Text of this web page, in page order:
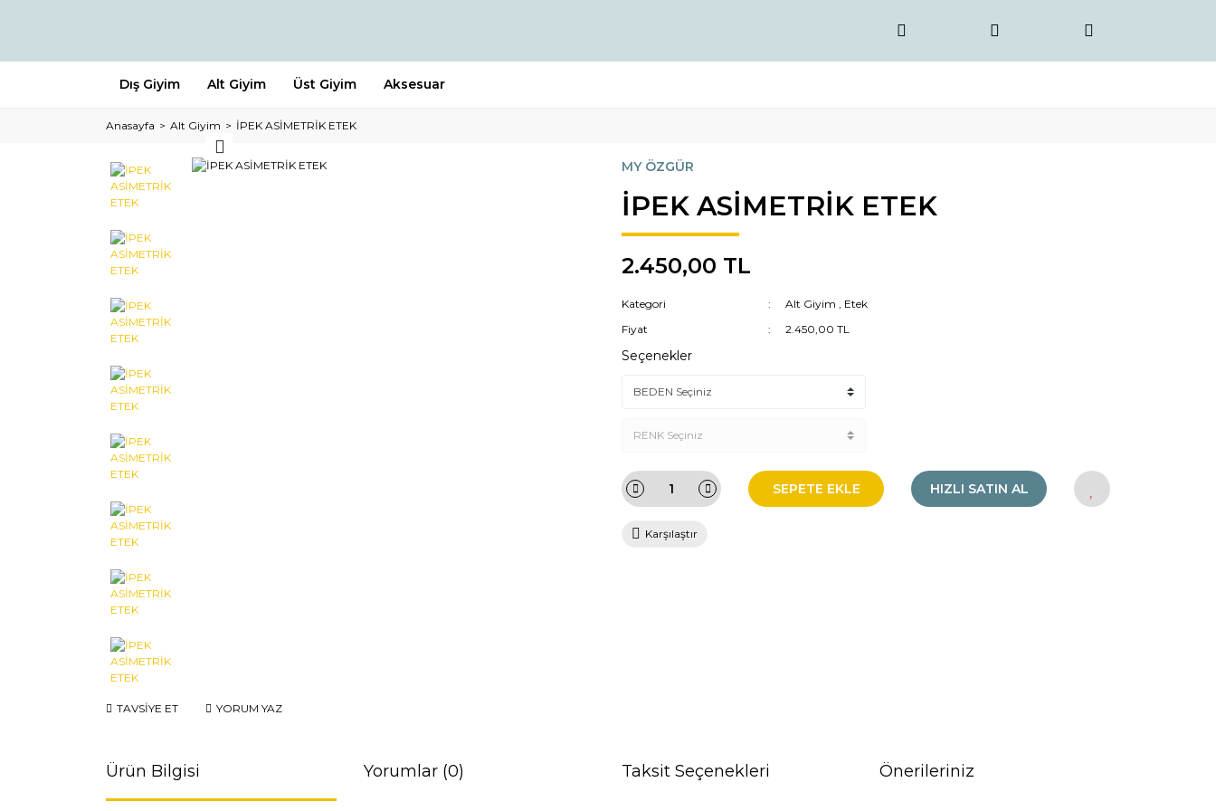
Dış Giyim Alt Giyim Üst Giyim Aksesuar
Anasayfa Alt Giyim İPEK ASİMETRİK ETEK
TAVSİYE ET YORUM YAZ
MY ÖZGÜR
İPEK ASİMETRİK ETEK
2.450,00 TL
Kategori Alt Giyim , Etek
Fiyat
2.450,00 TL
Seçenekler
SEPETE EKLE HIZLI SATIN AL
Karşılaştır
Ürün Bilgisi Yorumlar (0) Taksit Seçenekleri Önerileriniz